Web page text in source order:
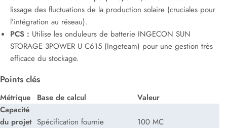
lissage des fluctuations de la production solaire (cruciales pour
l’intégration au réseau).
PCS : Utilise les onduleurs de batterie INGECON SUN
STORAGE 3POWER U C615 (Ingeteam) pour une gestion très
efficace du stockage.
Points clés
Métrique Base de calcul
Valeur
Capacité
du projet Spécification fournie 100 MC